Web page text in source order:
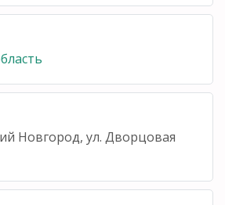
Новгород, ул. Дворцовая